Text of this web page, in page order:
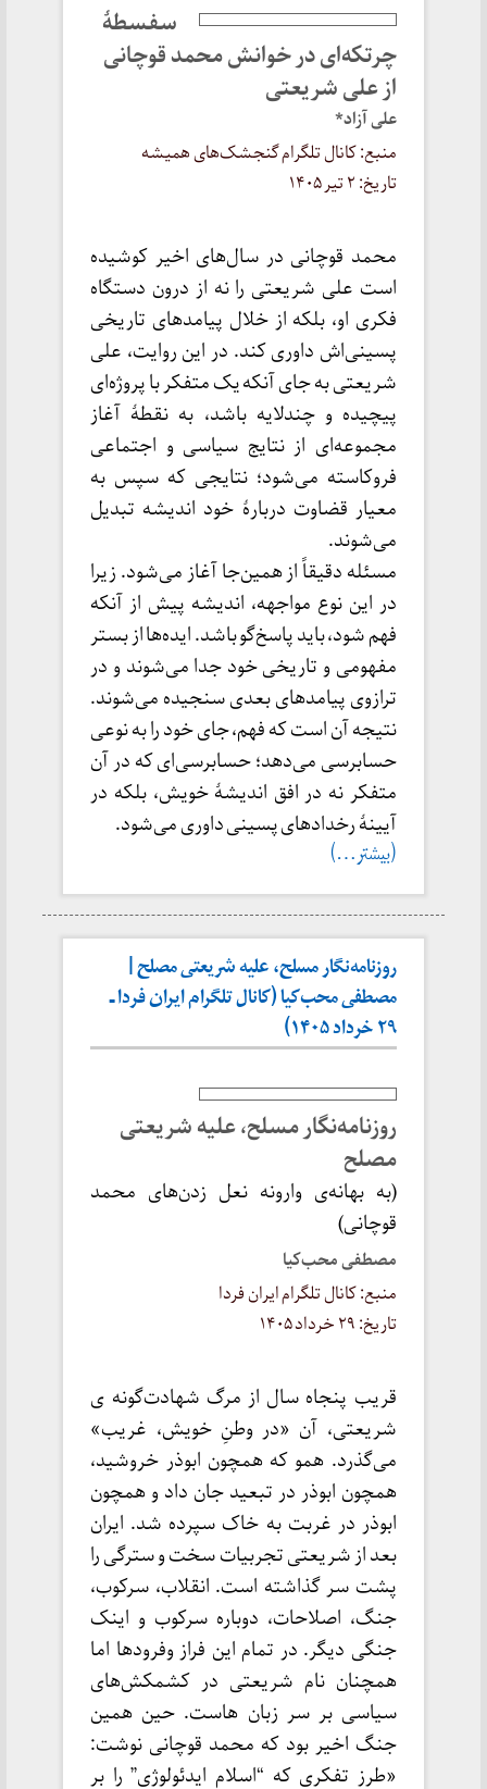
سفسطهٔ
چرتکه‌ای در خوانش محمد قوچانی
از علی شریعتی
علی آزاد*
منبع: کانال تلگرام گنجشک‌های همیشه
تاریخ: ۲ تیر ۱۴۰۵
محمد قوچانی در سال‌های اخیر کوشیده
است علی شریعتی را نه از درون دستگاه
فکری او، بلکه از خلال پیامدهای تاریخی
پسینی‌اش داوری کند. در این روایت، علی
شریعتی به جای آنکه یک متفکر با پروژه‌ای
پیچیده و چندلایه باشد، به نقطهٔ آغاز
مجموعه‌ای از نتایج سیاسی و اجتماعی
فروکاسته می‌شود؛ نتایجی که سپس به
معیار قضاوت دربارهٔ خود اندیشه تبدیل
می‌شوند.
مسئله دقیقاً از همین‌جا آغاز می‌شود. زیرا
در این نوع مواجهه، اندیشه پیش از آنکه
فهم شود، باید پاسخ‌گو باشد. ایده‌ها از بستر
مفهومی و تاریخی خود جدا می‌شوند و در
ترازوی پیامدهای بعدی سنجیده می‌شوند.
نتیجه آن است که فهم، جای خود را به نوعی
حسابرسی می‌دهد؛ حسابرسی‌ای که در آن
متفکر نه در افق اندیشهٔ خویش، بلکه در
آیینهٔ رخدادهای پسینی داوری می‌شود.
(بیشتر…)
روزنامه‌نگار مسلح، علیه شریعتی مصلح |
مصطفی محب‌کیا (کانال تلگرام ایران فردا ـ
۲۹ خرداد ۱۴۰۵)
روزنامه‌نگار مسلح، علیه شریعتی
مصلح
(به بهانه‌ی وارونه نعل زدن‌های محمد
قوچانی)
مصطفی محب‌کیا
منبع: کانال تلگرام ایران فردا
تاریخ: ۲۹ خرداد ۱۴۰۵
قریب پنجاه سال از مرگ شهادت‌گونه ی
شریعتی، آن «در وطنِ خویش، غریب»
می‌گذرد. همو که همچون ابوذر خروشید،
همچون ابوذر در تبعید جان داد و همچون
ابوذر در غربت به خاک سپرده شد. ایران
بعد از شریعتی تجربیات سخت و سترگی را
پشت سر گذاشته است. انقلاب، سرکوب،
جنگ، اصلاحات، دوباره سرکوب و اینک
جنگی دیگر. در تمام این فراز وفرودها اما
همچنان نام شریعتی در کشمکش‌های
سیاسی بر سر زبان هاست. حین همین
جنگ اخیر بود که محمد قوچانی نوشت:
«طرز تفکری که “اسلام ایدئولوژی” را بر